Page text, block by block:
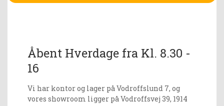
Åbent Hverdage fra Kl. 8.30 -
16
Vi har kontor og lager på Vodroffslund 7, og
vores showroom ligger på Vodroffsvej 39, 1914